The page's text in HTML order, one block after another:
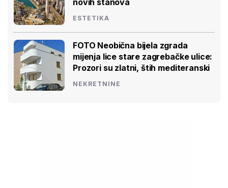
ESTETIKA
FOTO Neobična bijela zgrada
mijenja lice stare zagrebačke ulice:
Prozori su zlatni, štih mediteranski
NEKRETNINE